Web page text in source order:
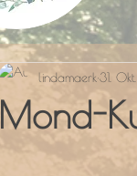
Mond-
lindamaerk 31.